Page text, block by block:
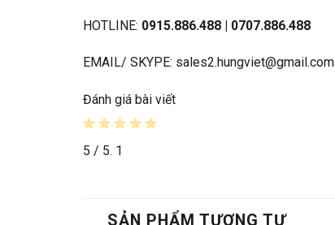
HOTLINE: 0915.886.488 | 0707.886.488
EMAIL/ SKYPE: sales2.hungviet@gmail.com
Đánh giá bài viết
5 / 5. 1
SẢN PHẨM TƯƠNG TỰ